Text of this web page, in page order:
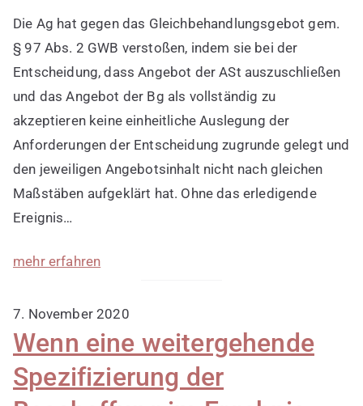
Die Ag hat gegen das Gleichbehandlungsgebot gem.
§ 97 Abs. 2 GWB verstoßen, indem sie bei der
Entscheidung, dass Angebot der ASt auszuschließen
und das Angebot der Bg als vollständig zu
akzeptieren keine einheitliche Auslegung der
Anforderungen der Entscheidung zugrunde gelegt und
den jeweiligen Angebotsinhalt nicht nach gleichen
Maßstäben aufgeklärt hat. Ohne das erledigende
Ereignis…
mehr erfahren
7. November 2020
Wenn eine weitergehende
Spezifizierung der